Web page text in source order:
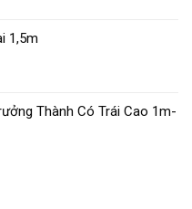
1,5m
Thành Có Trái Cao 1m-